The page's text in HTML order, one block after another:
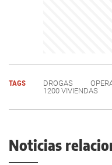
TAGS DROGAS
1200 VIVIENDAS
Noticias